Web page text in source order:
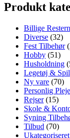
Produkt
Billige
Diverse (32)
Fest Tilbehør
Hobby (51)
Husholdning
Legetøj & Spil
Ny vare (70)
Personlig Pleje
Rejser (15)
Skole &
Syning
Tilbud (70)
Ukategoriseret